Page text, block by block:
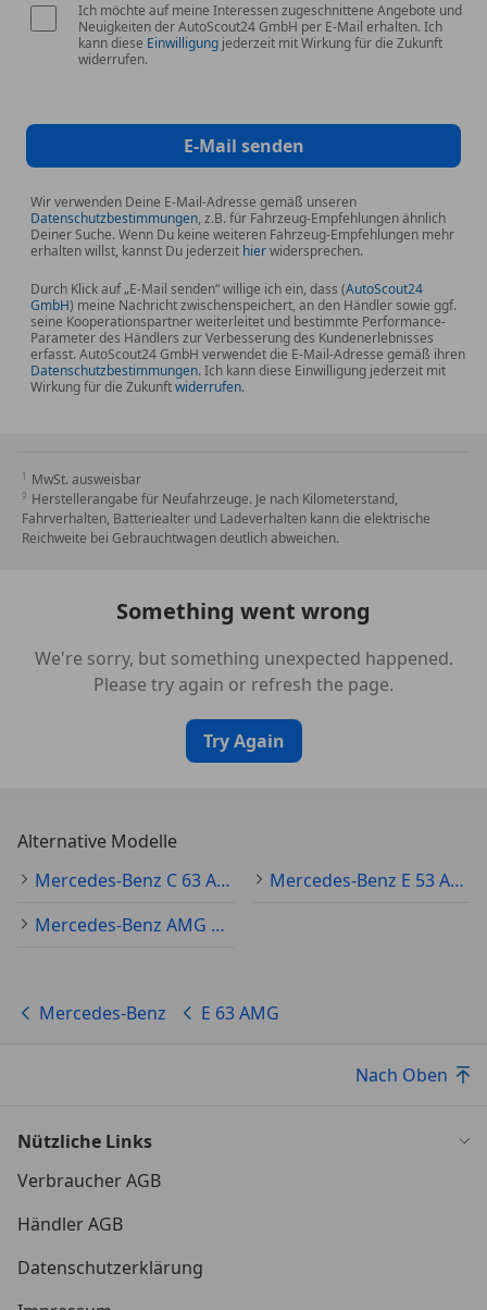
Ich möchte auf meine Interessen zugeschnittene Angebote und
Neuigkeiten der AutoScout24 GmbH per E-Mail erhalten. Ich
kann diese Einwilligung jederzeit mit Wirkung für die Zukunft
widerrufen.
E-Mail senden
Wir verwenden Deine E-Mail-Adresse gemäß unseren
Datenschutzbestimmungen, z.B. für Fahrzeug-Empfehlungen ähnlich
Deiner Suche. Wenn Du keine weiteren Fahrzeug-Empfehlungen mehr
erhalten willst, kannst Du jederzeit hierwidersprechen.
Durch Klick auf „E-Mail senden“ willige ich ein, dass (AutoScout24
GmbH) meine Nachricht zwischenspeichert, an den Händler sowie ggf.
seine Kooperationspartner weiterleitet und bestimmte Performance-
Parameter des Händlers zur Verbesserung des Kundenerlebnisses
erfasst. AutoScout24 GmbH verwendet die E-Mail-Adresse gemäß ihren
Datenschutzbestimmungen. Ich kann diese Einwilligung jederzeit mit
Wirkung für die Zukunftwiderrufen.
MwSt. ausweisbar
Herstellerangabe für Neufahrzeuge. Je nach Kilometerstand,
Fahrverhalten, Batteriealter und Ladeverhalten kann die elektrische
Reichweite bei Gebrauchtwagen deutlich abweichen.
Something went wrong
We're sorry, but something unexpected happened.
Please try again or refresh the page.
Try Again
Alternative Modelle
Mercedes-Benz C 63 AMG Gebraucht
Mercedes-Benz E 53 AMG Gebraucht
Mercedes-Benz AMG GT Gebraucht
Mercedes-Benz E 63 AMG
Nach Oben
Nützliche Links
Verbraucher AGB
Händler AGB
Datenschutzerklärung